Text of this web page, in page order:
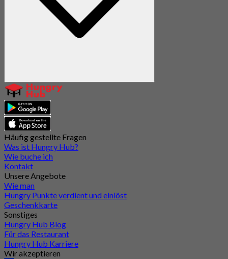
Häufig gestellte Fragen
Was ist Hungry Hub?
Wie buche ich
Kontakt
Unsere Angebote
Wie man
Hungry Punkte verdient und einlöst
Geschenkkarte
Sonstiges
Hungry Hub Blog
Für das Restaurant
Hungry Hub Karriere
Wir akzeptieren